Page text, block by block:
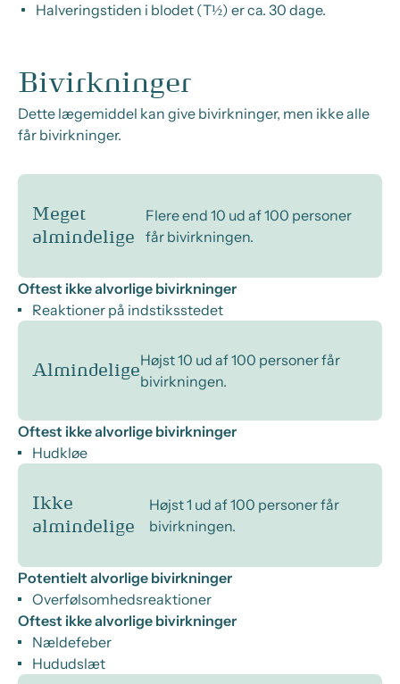
Halveringstiden i blodet (T½) er ca. 30 dage.
Bivirkninger
Dette lægemiddel kan give bivirkninger, men ikke alle
får bivirkninger.
Meget
almindelige
Flere end 10 ud af 100 personer
får bivirkningen.
Oftest ikke alvorlige bivirkninger
Reaktioner på indstiksstedet
Almindelige
Højst 10 ud af 100 personer får
bivirkningen.
Oftest ikke alvorlige bivirkninger
Hudkløe
Ikke
almindelige
Højst 1 ud af 100 personer får
bivirkningen.
Potentielt alvorlige bivirkninger
Overfølsomhedsreaktioner
Oftest ikke alvorlige bivirkninger
Nældefeber
Hududslæt